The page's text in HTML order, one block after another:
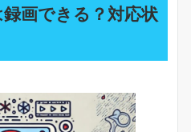
画できる？対応状